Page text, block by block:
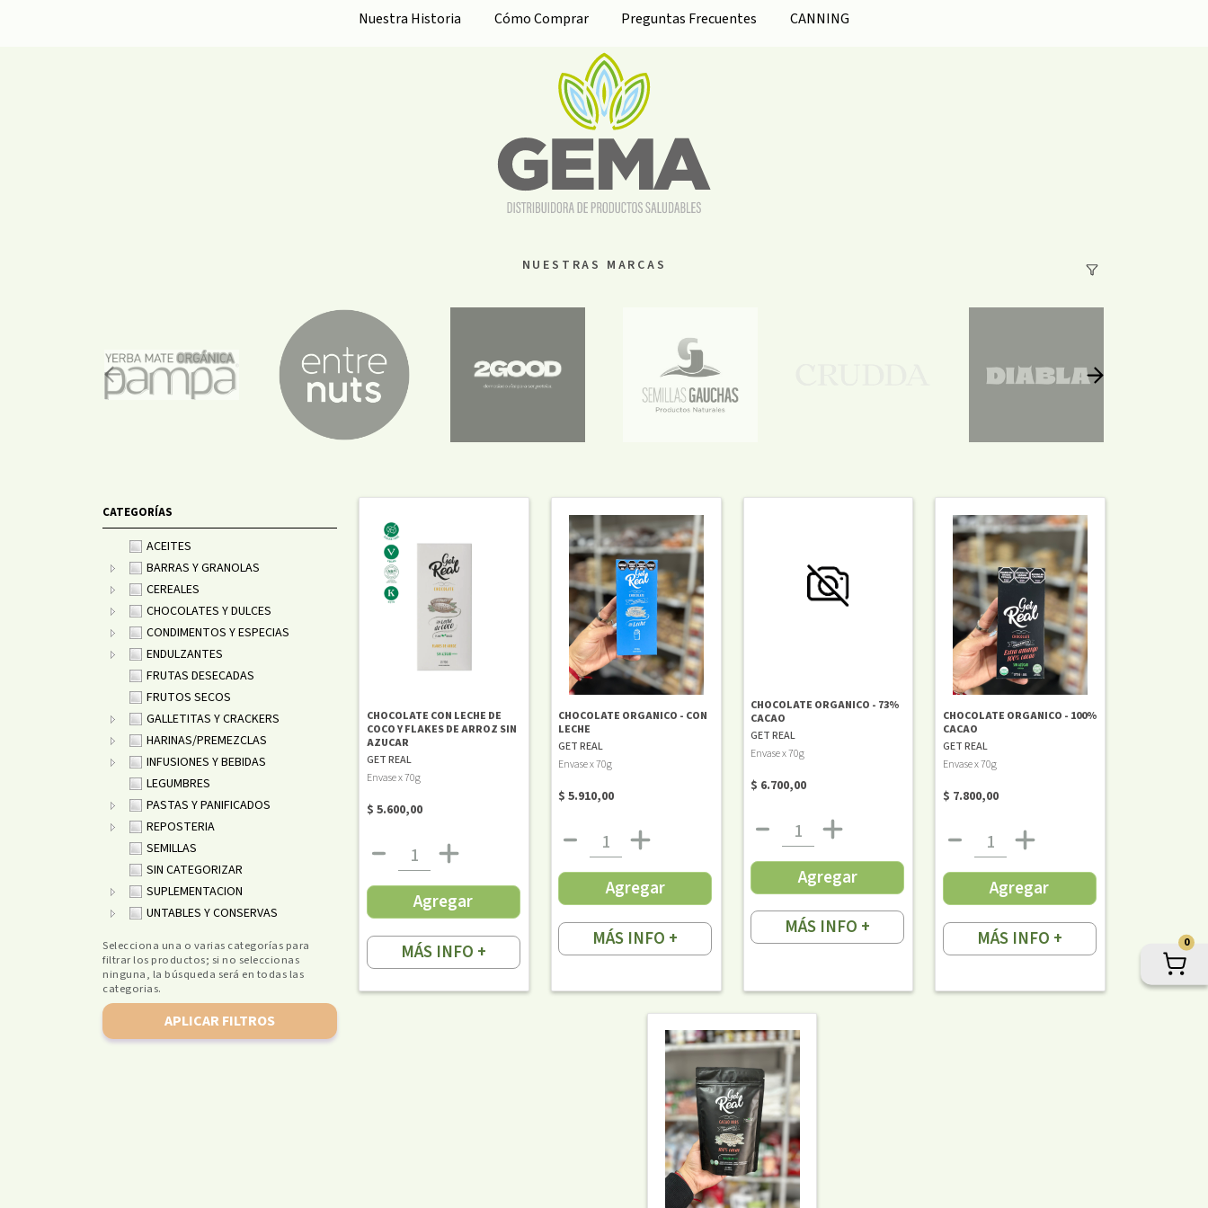
NUESTRAS MARCAS
CATEGORÍAS
ACEITES
BARRAS Y GRANOLAS
CEREALES
CHOCOLATES Y DULCES
CONDIMENTOS Y ESPECIAS
ENDULZANTES
FRUTAS DESECADAS
FRUTOS SECOS
GALLETITAS Y CRACKERS
HARINAS/PREMEZCLAS
INFUSIONES Y BEBIDAS
LEGUMBRES
PASTAS Y PANIFICADOS
REPOSTERIA
SEMILLAS
SIN CATEGORIZAR
SUPLEMENTACION
UNTABLES Y CONSERVAS
Selecciona una o varias categorías para
filtrar los productos; si no seleccionas
ninguna, la búsqueda será en todas las
categorias.
APLICAR FILTROS
CHOCOLATE CON LECHE DE
COCO Y FLAKES DE ARROZ SIN
AZUCAR
GET REAL
Envase x 70g
$ 5.600,00
Agregar
MÁS INFO +
CHOCOLATE ORGANICO - CON
LECHE
GET REAL
Envase x 70g
$ 5.910,00
Agregar
MÁS INFO +
CHOCOLATE ORGANICO - 73%
CACAO
GET REAL
Envase x 70g
$ 6.700,00
Agregar
MÁS INFO +
CHOCOLATE ORGANICO - 100%
CACAO
GET REAL
Envase x 70g
$ 7.800,00
Agregar
MÁS INFO +
Nuestra Historia Cómo Comprar Preguntas Frecuentes CANNING
0